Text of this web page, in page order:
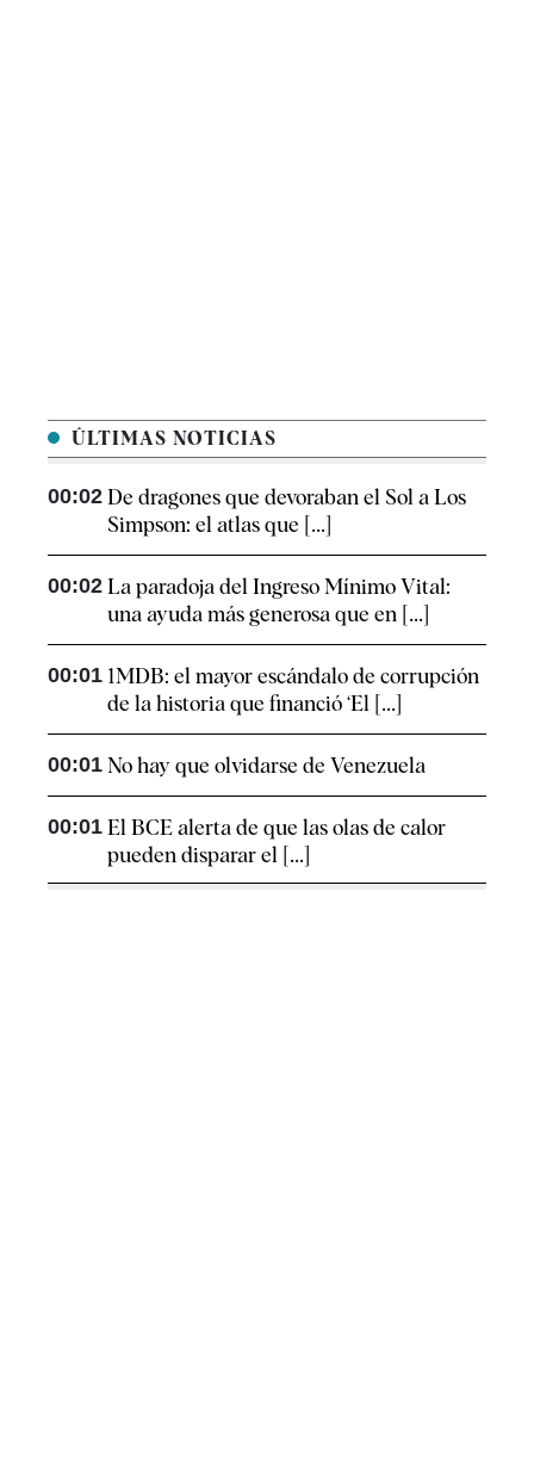
ÚLTIMAS NOTICIAS
00:02 De dragones que devoraban el Sol a Los
Simpson: el atlas que [...]
00:02 La paradoja del Ingreso Mínimo Vital:
una ayuda más generosa que en [...]
00:01 1MDB: el mayor escándalo de corrupción
de la historia que financió ‘El [...]
00:01 No hay que olvidarse de Venezuela
00:01 El BCE alerta de que las olas de calor
pueden disparar el [...]